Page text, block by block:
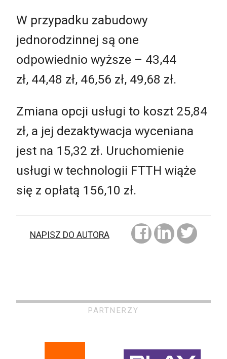
W przypadku zabudowy
jednorodzinnej są one
odpowiednio wyższe – 43,44
zł, 44,48 zł, 46,56 zł, 49,68 zł.
Zmiana opcji usługi to koszt 25,84
zł, a jej dezaktywacja wyceniana
jest na 15,32 zł. Uruchomienie
usługi w technologii FTTH wiąże
się z opłatą 156,10 zł.
NAPISZ DO AUTORA
PARTNERZY